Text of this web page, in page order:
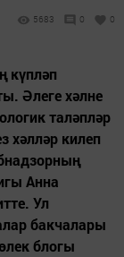
5683 0 0
күпләп
Әлеге хәлне
таләпләр
хәлләр килеп
Анна
Ул
бакчалары
блогы